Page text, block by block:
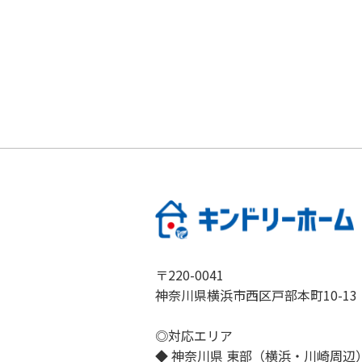
〒220-0041
神奈川県横浜市西区戸部本町10-13
◎対応エリア
◆ 神奈川県 東部（横浜・川崎周辺）